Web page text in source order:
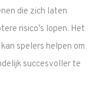
die zich laten
risico’s lopen. Het
spelers helpen om
succesvoller te